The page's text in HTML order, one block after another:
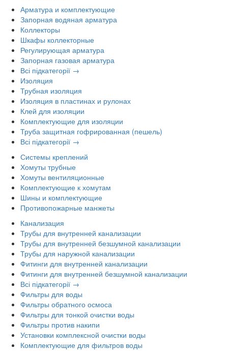
Арматура и комплектующие
Запорная водяная арматура
Коллекторы
Шкафы коллекторные
Регулирующая арматура
Запорная газовая арматура
Всі підкатегорії →
Изоляция
Трубная изоляция
Изоляция в пластинах и рулонах
Клей для изоляции
Комплектующие для изоляции
Труба защитная гофрированная (пешель)
Всі підкатегорії →
Системы креплений
Хомуты трубные
Хомуты вентиляционные
Комплектующие к хомутам
Шины и комплектующие
Противопожарные манжеты
Канализация
Трубы для внутренней канализации
Трубы для внутренней безшумной канализации
Трубы для наружной канализации
Фитинги для внутренней канализации
Фитинги для внутренней безшумной канализации
Всі підкатегорії →
Фильтры для воды
Фильтры обратного осмоса
Фильтры для тонкой очистки воды
Фильтры против накипи
Установки комплексной очистки воды
Комплектующие для фильтров воды